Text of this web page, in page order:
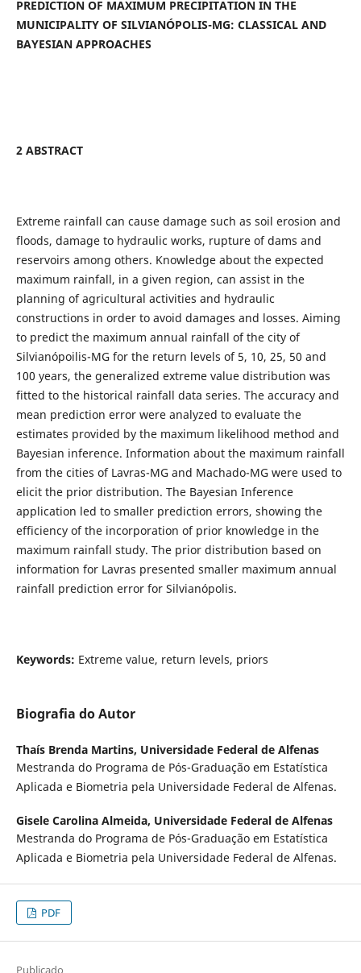
PREDICTION OF MAXIMUM PRECIPITATION IN THE
MUNICIPALITY OF SILVIANÓPOLIS-MG: CLASSICAL AND
BAYESIAN APPROACHES
2 ABSTRACT
Extreme rainfall can cause damage such as soil erosion and
floods, damage to hydraulic works, rupture of dams and
reservoirs among others. Knowledge about the expected
maximum rainfall, in a given region, can assist in the
planning of agricultural activities and hydraulic
constructions in order to avoid damages and losses. Aiming
to predict the maximum annual rainfall of the city of
Silvianópoilis-MG for the return levels of 5, 10, 25, 50 and
100 years, the generalized extreme value distribution was
fitted to the historical rainfall data series. The accuracy and
mean prediction error were analyzed to evaluate the
estimates provided by the maximum likelihood method and
Bayesian inference. Information about the maximum rainfall
from the cities of Lavras-MG and Machado-MG were used to
elicit the prior distribution. The Bayesian Inference
application led to smaller prediction errors, showing the
efficiency of the incorporation of prior knowledge in the
maximum rainfall study. The prior distribution based on
information for Lavras presented smaller maximum annual
rainfall prediction error for Silvianópolis.
Keywords: Extreme value, return levels, priors
Biografia do Autor
Thaís Brenda Martins, Universidade Federal de Alfenas
Mestranda do Programa de Pós-Graduação em Estatística
Aplicada e Biometria pela Universidade Federal de Alfenas.
Gisele Carolina Almeida, Universidade Federal de Alfenas
Mestranda do Programa de Pós-Graduação em Estatística
Aplicada e Biometria pela Universidade Federal de Alfenas.
PDF